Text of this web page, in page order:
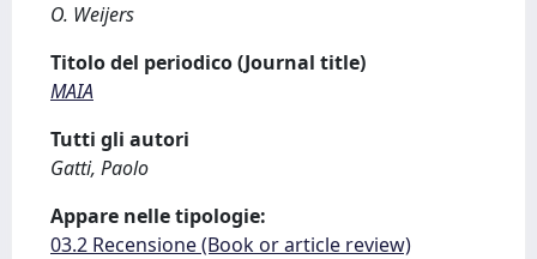
O. Weijers
Titolo del periodico (Journal title)
MAIA
Tutti gli autori
Gatti, Paolo
Appare nelle tipologie:
03.2 Recensione (Book or article review)